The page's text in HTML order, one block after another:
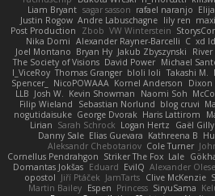
Liam Bryant sagar sasson rafael naranjo
Justin Rogow Andre Labuschagne lily ren
Post Production
Zbob VW Winterstein
Nika Domi Alexander Rayner-Barcelli C xd
Joel Montano Bryan Hy Jakub Zbyszynski
The Society of Visions David Power Michael
I_ViceRoy Thomas Granger bloli loli Takashi M.
Spencer_
NicoPOWAAA Kornel Anderson Dixon
LLB Josh W. Kevin Showman Naomi Soh
Filip Wieland
Sebastian Norlund blog cruvi
nogutidaisuke George Dvorak Haris Lattirom
Lirian Sarah Schrock Logan Hertz Gaël Gilly
Danny Sale Elias Guevara Kathreena B
Aleksandr Chebotariov Cole Turner
Cornellus Pendrahgon Striker The Fox Lale
Domantas Jokšas Eduard EvilQ Alexander
opostol Jiří Ptáček JamTarts Clive McKenzie
Martin Bailey Espen Princess SiryuSama